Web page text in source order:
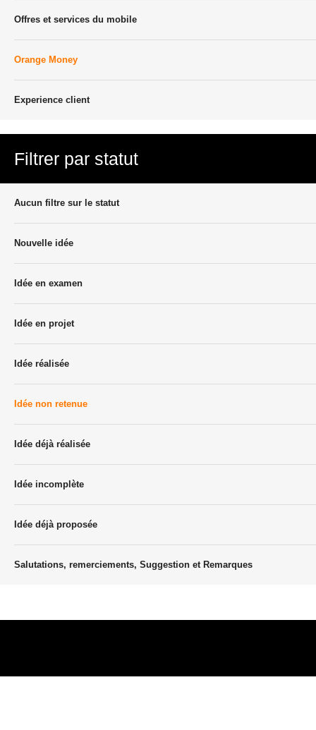
Offres et services du mobile
Orange Money
Experience client
Filtrer par statut
Aucun filtre sur le statut
Nouvelle idée
Idée en examen
Idée en projet
Idée réalisée
Idée non retenue
Idée déjà réalisée
Idée incomplète
Idée déjà proposée
Salutations, remerciements, Suggestion et Remarques